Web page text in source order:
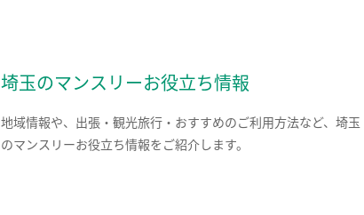
埼玉のマンスリーお役立ち情報
地域情報や、出張・観光旅行・おすすめのご利用方法など、埼玉
のマンスリーお役立ち情報をご紹介します。